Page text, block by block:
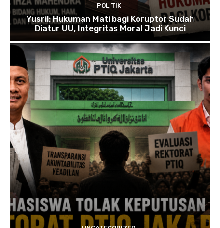
POLITIK
Yusril: Hukuman Mati bagi Koruptor Sudah
Diatur UU, Integritas Moral Jadi Kunci